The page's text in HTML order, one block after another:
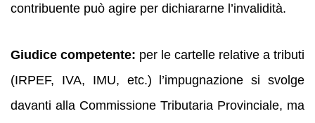
contribuente può agire per dichiararne l’invalidità.
Giudice competente: per le cartelle relative a tributi
(IRPEF, IVA, IMU, etc.) l’impugnazione si svolge
davanti alla Commissione Tributaria Provinciale, ma